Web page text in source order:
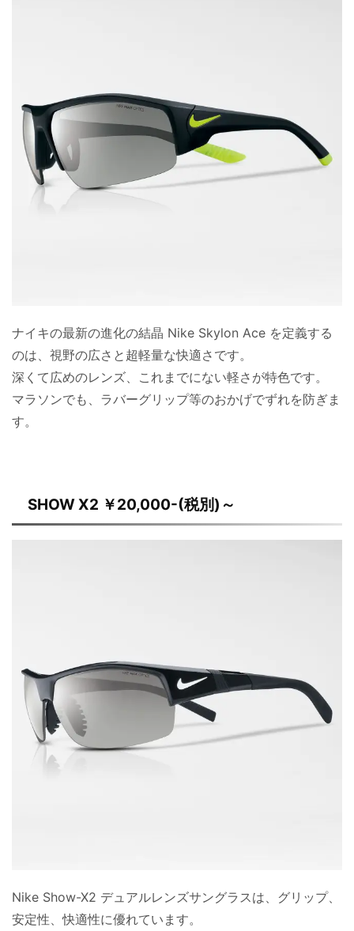
ナイキの最新の進化の結晶 Nike Skylon Ace を定義する
のは、視野の広さと超軽量な快適さです。
深くて広めのレンズ、これまでにない軽さが特色です。
マラソンでも、ラバーグリップ等のおかげでずれを防ぎま
す。
SHOW X2 ￥20,000-(税別)～
Nike Show-X2 デュアルレンズサングラスは、グリップ、
安定性、快適性に優れています。